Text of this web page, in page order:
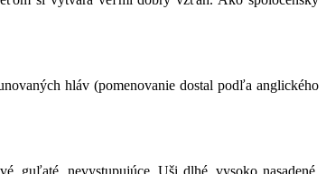
hláv (pomenovanie dostal podľa anglického